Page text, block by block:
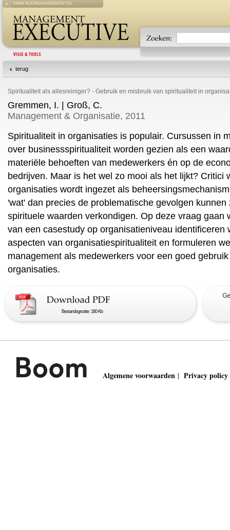
NAAR BOOMMANAGEMENT.NL
terug
Spiritualiteit als allesreiniger? - Gebruik en misbruik van spiritualiteit in
Gremmen, I. | Groß, C.
Management & Organisatie, 2011
Spiritualiteit in organisaties is populair. Cursussen in
over businessspiritualiteit worden gezien als een
materiële behoeften van medewerkers én op de
bedrijven. Maar is het wel zo mooi als het lijkt? Critici
organisaties wordt ingezet als
'wat' dan precies de problematische gevolgen
spirituele waarden verkondigen. Op deze vraag gaan
van een casestudy op organisatieniveau identificeren
aspecten van organisatiespiritualiteit en formuleren
management als medewerkers voor een goed
organisaties.
Bestandsgrootte: 180 Kb
Algemene voorwaarden | Privacy policy